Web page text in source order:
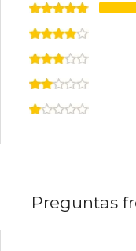
Preguntas